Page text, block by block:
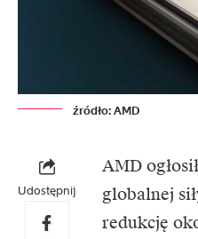
źródło: AMD
Udostępnij
AMD
globalnej
redukcję